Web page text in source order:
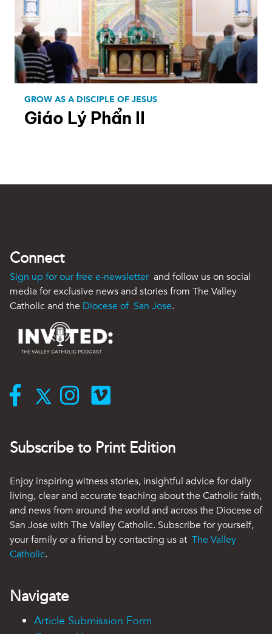
GROW AS A DISCIPLE OF JESUS
Giáo Lý Phẩn II
Connect
Sign up for our free e-newsletter and follow us on social
media for exclusive news and stories from The Valley
Catholic and the Diocese of San Jose.
Subscribe to Print Edition
Enjoy inspiring witness stories, insightful advice for daily
living, clear and accurate teaching about the Catholic faith,
and news from around the world and across the Diocese of
San Jose with The Valley Catholic. Subscribe for yourself,
your family or a friend by contacting us at The Valley
Catholic.
Navigate
Article Submission Form